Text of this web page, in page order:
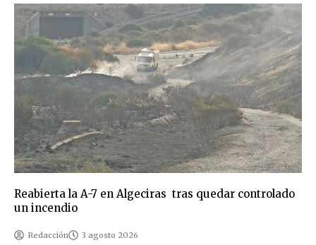
Reabierta la A-7 en Algeciras tras quedar controlado
un incendio
Redacción 3 agosto 2026